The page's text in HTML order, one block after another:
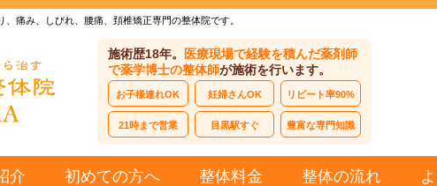
痛み、しびれ、腰痛、頚椎矯正専門の整体院です。
施術歴18年。
医療現場で経験を積んだ薬剤師
で薬学博士の整体師が施術を行います。
お子様連れOK 妊婦さんOK リピート率90%
21時まで営業 目黒駅すぐ 豊富な専門知識
介 初めての方へ 整体料金 整体の流れ